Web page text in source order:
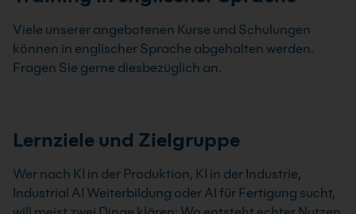
Viele unserer angebotenen Kurse und Schulungen
können in englischer Sprache abgehalten werden.
Fragen Sie gerne diesbezüglich an.
Lernziele und Zielgruppe
Wer nach KI in der Produktion, KI in der Industrie,
Industrial AI Weiterbildung oder AI für Fertigung sucht,